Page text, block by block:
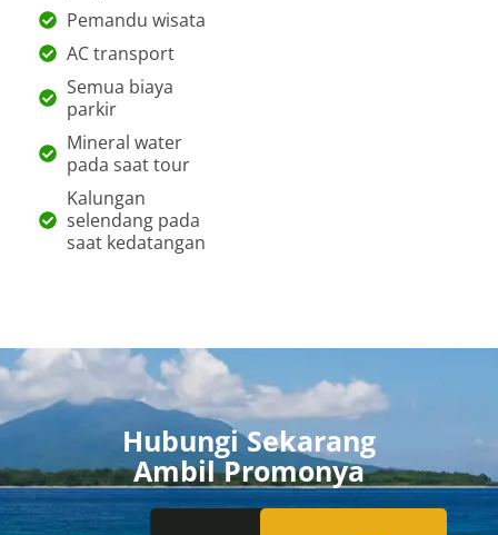
Pemandu wisata
AC transport
Semua biaya
parkir
Mineral water
pada saat tour
Kalungan
selendang pada
saat kedatangan
Hubungi Sekarang
Ambil Promonya